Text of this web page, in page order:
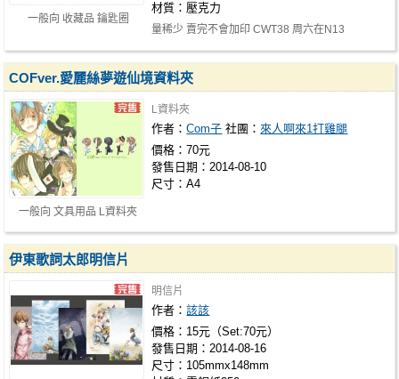
一般向 收藏品 鑰匙圈
材質：壓克力
量稀少 賣完不會加印 CWT38 周六在N13
一般向 文具用品 L資料夾
COFver.愛麗絲夢遊仙境資料夾
L資料夾
作者：Com子 社團： 來人啊來1打雞腿
價格：70元
發售日期：2014-08-10
尺寸：A4
伊東歌詞太郎明信片
明信片
作者：該該
價格：15元（Set:70元）
發售日期：2014-08-16
尺寸：105mmx148mm